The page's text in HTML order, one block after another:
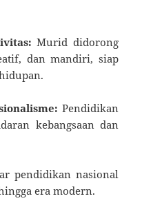
Murid didorong
dan mandiri, siap
Pendidikan
kebangsaan dan
pendidikan nasional
era modern.